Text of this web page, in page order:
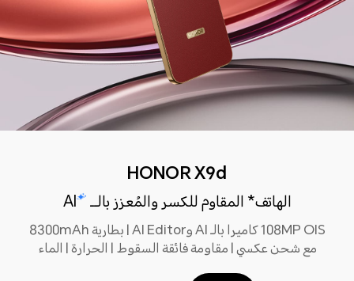
HONOR X9d
الهاتف* المقاوم للكسر والمُعزز بالــ AI
108MP OIS كاميرا بالـ AI وAI Editor | بطارية 8300mAh
مع شحن عكسي | مقاومة فائقة السقوط | الحرارة | الماء